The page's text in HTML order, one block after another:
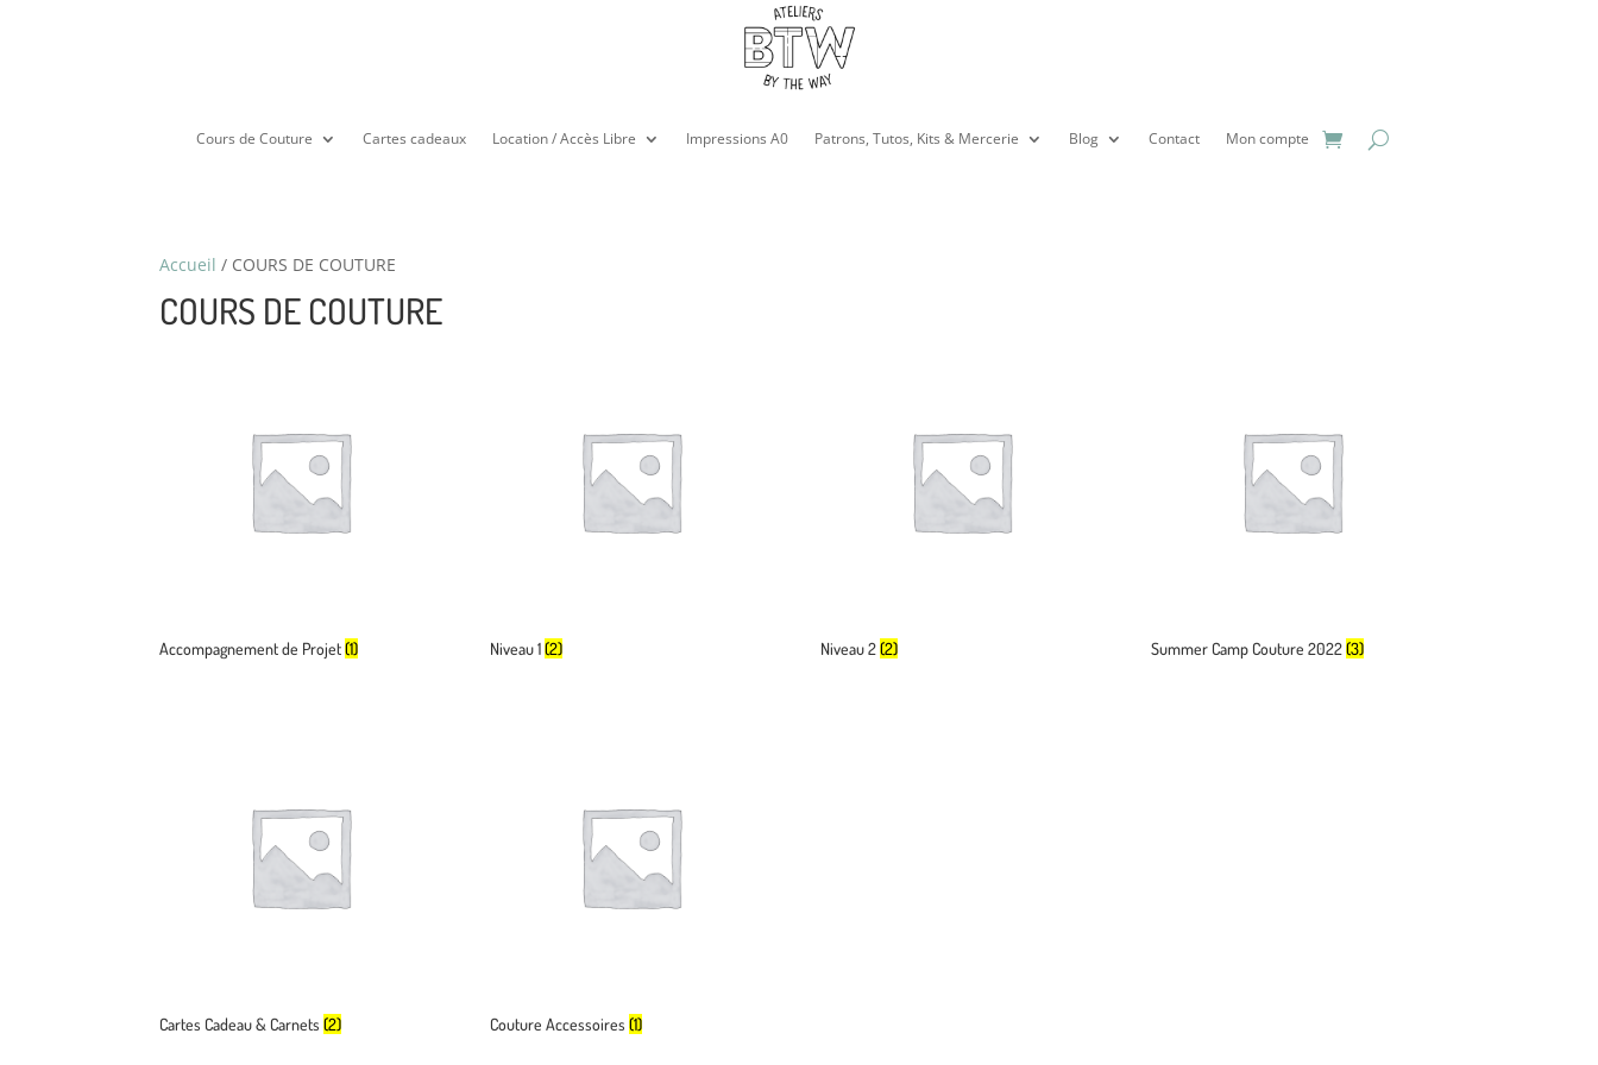
Cours de Couture Cartes cadeaux Location / Accès Libre Impressions A0 Patrons, Tutos, Kits & Mercerie Blog Contact Mon compte
Accueil / COURS DE COUTURE
COURS DE COUTURE
Accompagnement de Projet(1) Niveau 1(2) Niveau 2(2) Summer Camp Couture 2022(3)
Cartes Cadeau & Carnets(2) Couture Accessoires(1)